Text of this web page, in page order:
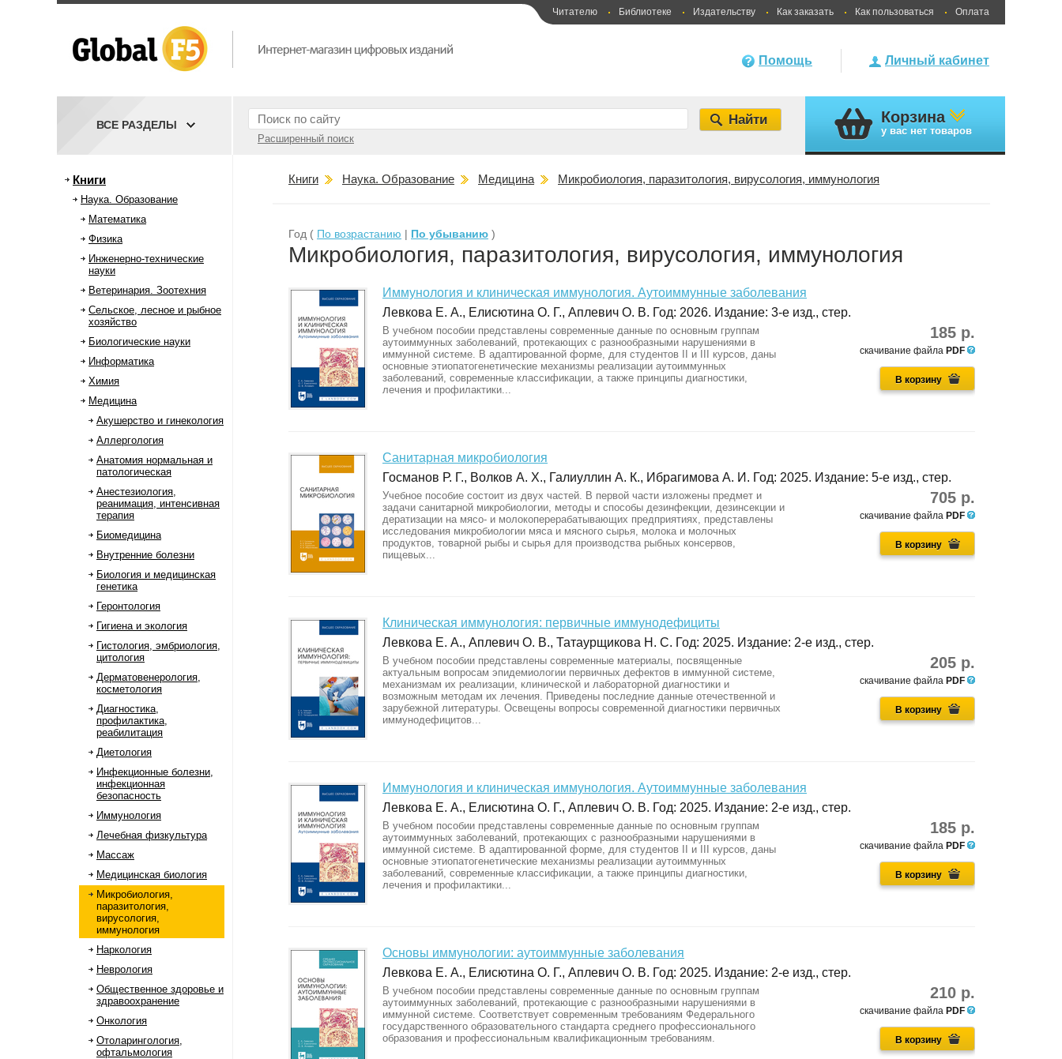
Читателю Библиотеке Издательству Как заказать Как пользоваться Оплата
Личный кабинет
Помощь
Расширенный поиск
ВСЕ РАЗДЕЛЫ Корзина
у вас нет товаров
Книги
Наука. Образование
Математика
Физика
Инженерно-технические
науки
Ветеринария. Зоотехния
Сельское, лесное и рыбное
хозяйство
Биологические науки
Информатика
Химия
Медицина
Акушерство и гинекология
Аллергология
Анатомия нормальная и
патологическая
Анестезиология,
реанимация, интенсивная
терапия
Биомедицина
Внутренние болезни
Биология и медицинская
генетика
Геронтология
Гигиена и экология
Гистология, эмбриология,
цитология
Дерматовенерология,
косметология
Диагностика,
профилактика,
реабилитация
Диетология
Инфекционные болезни,
инфекционная
безопасность
Иммунология
Лечебная физкультура
Массаж
Медицинская биология
Микробиология,
паразитология,
вирусология,
иммунология
Наркология
Неврология
Общественное здоровье и
здравоохранение
Онкология
Отоларингология,
офтальмология
Книги Наука. Образование Медицина Микробиология, паразитология, вирусология, иммунология
Год ( По возрастанию | По убыванию )
Микробиология, паразитология, вирусология, иммунология
Иммунология и клиническая иммунология. Аутоиммунные заболевания
Левкова Е. А., Елисютина О. Г., Аплевич О. В. Год: 2026. Издание: 3-е изд., стер.
185 р.
скачивание файла PDF
В корзину
В учебном пособии представлены современные данные по основным группам
аутоиммунных заболеваний, протекающих с разнообразными нарушениями в
иммунной системе. В адаптированной форме, для студентов II и III курсов, даны
основные этиопатогенетические механизмы реализации аутоиммунных
заболеваний, современные классификации, а также принципы диагностики,
лечения и профилактики...
Санитарная микробиология
Госманов Р. Г., Волков А. Х., Галиуллин А. К., Ибрагимова А. И. Год: 2025. Издание: 5-е изд., стер.
705 р.
скачивание файла PDF
В корзину
Учебное пособие состоит из двух частей. В первой части изложены предмет и
задачи санитарной микробиологии, методы и способы дезинфекции, дезинсекции и
дератизации на мясо- и молокоперерабатывающих предприятиях, представлены
исследования микробиологии мяса и мясного сырья, молока и молочных
продуктов, товарной рыбы и сырья для производства рыбных консервов,
пищевых...
Клиническая иммунология: первичные иммунодефициты
Левкова Е. А., Аплевич О. В., Татаурщикова Н. С. Год: 2025. Издание: 2-е изд., стер.
205 р.
скачивание файла PDF
В корзину
В учебном пособии представлены современные материалы, посвященные
актуальным вопросам эпидемиологии первичных дефектов в иммунной системе,
механизмам их реализации, клинической и лабораторной диагностики и
возможным методам их лечения. Приведены последние данные отечественной и
зарубежной литературы. Освещены вопросы современной диагностики первичных
иммунодефицитов...
Иммунология и клиническая иммунология. Аутоиммунные заболевания
Левкова Е. А., Елисютина О. Г., Аплевич О. В. Год: 2025. Издание: 2-е изд., стер.
185 р.
скачивание файла PDF
В корзину
В учебном пособии представлены современные данные по основным группам
аутоиммунных заболеваний, протекающих с разнообразными нарушениями в
иммунной системе. В адаптированной форме, для студентов II и III курсов, даны
основные этиопатогенетические механизмы реализации аутоиммунных
заболеваний, современные классификации, а также принципы диагностики,
лечения и профилактики...
Основы иммунологии: аутоиммунные заболевания
Левкова Е. А., Елисютина О. Г., Аплевич О. В. Год: 2025. Издание: 2-е изд., стер.
210 р.
скачивание файла PDF
В корзину
В учебном пособии представлены современные данные по основным группам
аутоиммунных заболеваний, протекающие с разнообразными нарушениями в
иммунной системе. Соответствует современным требованиям Федерального
государственного образовательного стандарта среднего профессионального
образования и профессиональным квалификационным требованиям.